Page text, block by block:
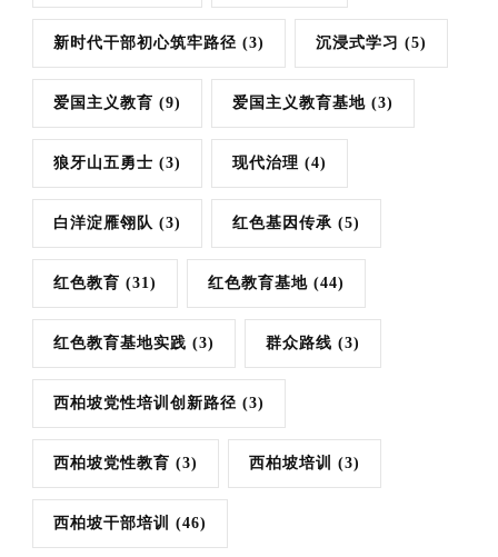
新时代干部初心筑牢路径 (3) 沉浸式学习 (5)
爱国主义教育 (9) 爱国主义教育基地 (3)
狼牙山五勇士 (3) 现代治理 (4)
白洋淀雁翎队 (3) 红色基因传承 (5)
红色教育 (31) 红色教育基地 (44)
红色教育基地实践 (3) 群众路线 (3)
西柏坡党性培训创新路径 (3)
西柏坡党性教育 (3) 西柏坡培训 (3)
西柏坡干部培训 (46)